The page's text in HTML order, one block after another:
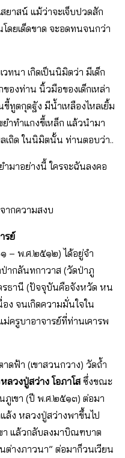
ยาสน์ แม้ว่าจะเจ็บปวดสัก
ดยเด็ดขาด จะอดทนจนกว่า
ทนา เกิดเป็นนิมิตว่า มีเด็ก
องท่าน นิ้วมือของเด็กเหล่า
ทูตกุดฐัง มีน้ำเหลืองไหลเยิ้ม
าทําแกงขี้เหล็ก แล้วนํามา
ถิด ในนิมิตนั้น ท่านตอบว่า..
ามาอย่างนี้ ใครจะฉันลงคอ
ากความสงบ
รย์
– พ.ศ.๒๕๑๒) ได้อยู่จํา
ากลันทกาวาส (วัดป่าภู
รธานี (ปัจจุบันคือจังหวัด หน
อง จนเกิดความมั่นใจใน
ครูบาอาจารย์ที่ท่านเคารพ
ฟ้า (เขาสวนกวาง) วัดถ้ำ
หลวงปู่สว่าง โอภาโส ซึ่งขณะ
เขา (ปี พ.ศ.๒๕๑๓) ต่อมา
ง หลวงปู่สว่างพาขึ้นไป
า แล้วกลับลงมาบิณฑบาต
างภาวนา” ต่อมาก็วนเวียน